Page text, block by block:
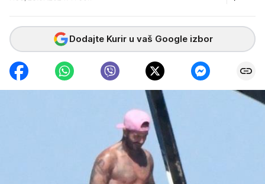
Dodajte Kurir u vaš Google izbor